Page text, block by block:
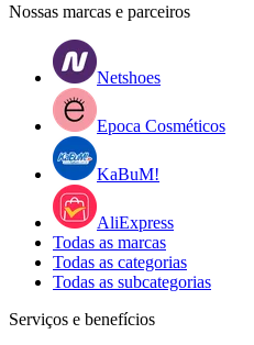
Nossas marcas e parceiros
Netshoes
Epoca Cosméticos
KaBuM!
AliExpress
Todas as marcas
Todas as categorias
Todas as subcategorias
Serviços e benefícios